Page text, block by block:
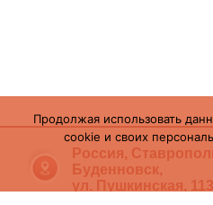
Россия,
Буденновск,
ул. Пушкинская, 113
Продолжая использовать
cookie и своих